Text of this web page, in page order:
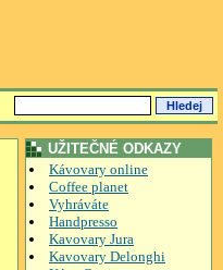
UŽITEČNÉ ODKAZY
Kávovary online
Coffee planet
Vyhráváte
Handpresso
Kavovary Jura
Kavovary Delonghi